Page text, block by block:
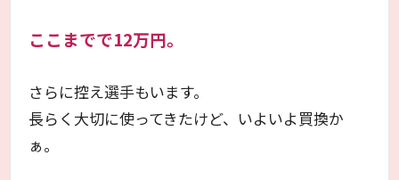
ここまでで12万円。
さらに控え選手もいます。
長らく大切に使ってきたけど、いよいよ買換か
ぁ。